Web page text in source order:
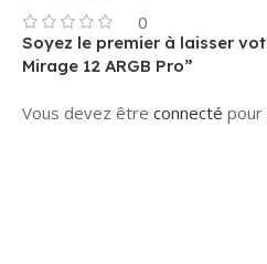
0
Soyez le premier à laisser
Mirage 12 ARGB Pro”
Vous devez être connecté pour